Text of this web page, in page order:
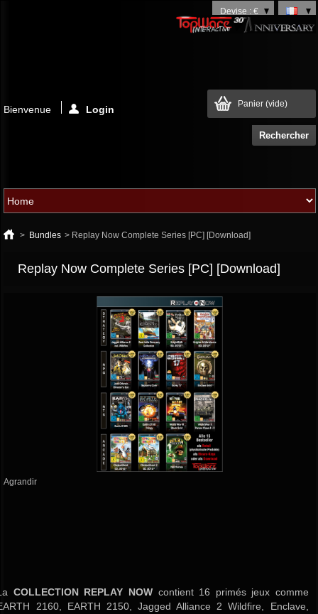
Devise : €
Panier (vide)
Bienvenue Login
> Bundles > Replay Now Complete Series [PC] [Download]
Replay Now Complete Series [PC] [Download]
Agrandir
COLLECTION REPLAY NOW contient 16 primés jeux comme
2160, EARTH 2150, Jagged Alliance 2 Wildfire, Enclave,